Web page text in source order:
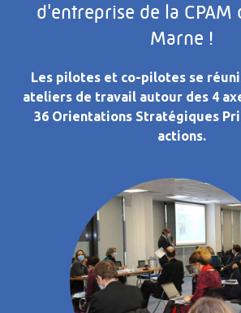
d'entreprise de la
Marne !
Les pilotes et co-pilotes se
ateliers de travail autour des 4
36 Orientations Stratégiques
actions.